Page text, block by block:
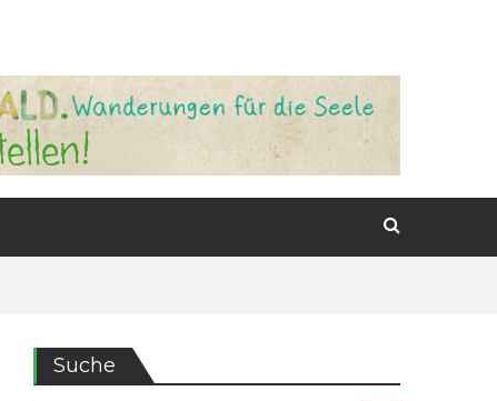
Suche